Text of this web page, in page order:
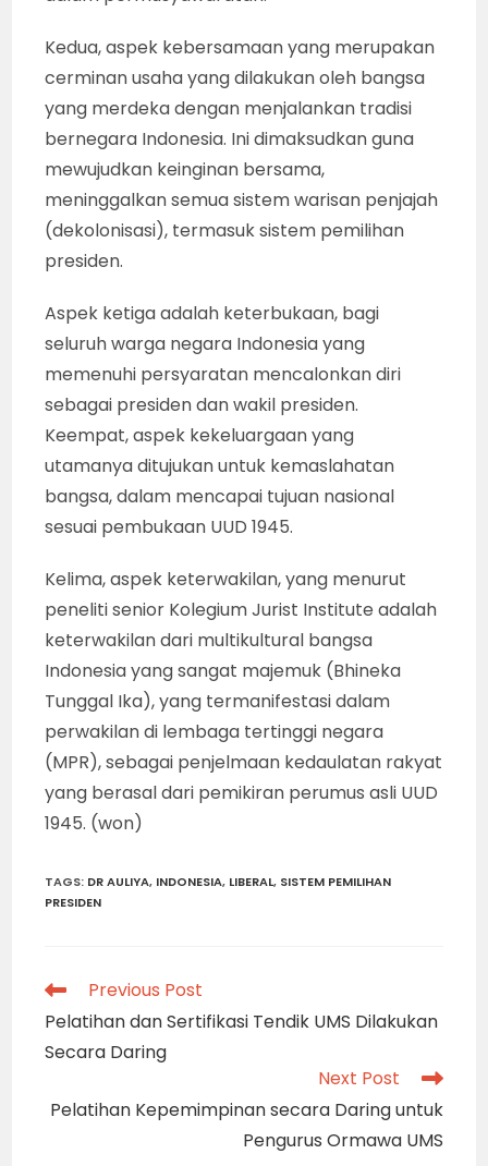
Kedua, aspek kebersamaan yang merupakan
cerminan usaha yang dilakukan oleh bangsa
yang merdeka dengan menjalankan tradisi
bernegara Indonesia. Ini dimaksudkan guna
mewujudkan keinginan bersama,
meninggalkan semua sistem warisan penjajah
(dekolonisasi), termasuk sistem pemilihan
presiden.
Aspek ketiga adalah keterbukaan, bagi
seluruh warga negara Indonesia yang
memenuhi persyaratan mencalonkan diri
sebagai presiden dan wakil presiden.
Keempat, aspek kekeluargaan yang
utamanya ditujukan untuk kemaslahatan
bangsa, dalam mencapai tujuan nasional
sesuai pembukaan UUD 1945.
Kelima, aspek keterwakilan, yang menurut
peneliti senior Kolegium Jurist Institute adalah
keterwakilan dari multikultural bangsa
Indonesia yang sangat majemuk (Bhineka
Tunggal Ika), yang termanifestasi dalam
perwakilan di lembaga tertinggi negara
(MPR), sebagai penjelmaan kedaulatan rakyat
yang berasal dari pemikiran perumus asli UUD
1945. (won)
TAGS: DR AULIYA, INDONESIA, LIBERAL, SISTEM PEMILIHAN
PRESIDEN
Read
more
articles
Previous Post
Pelatihan dan Sertifikasi Tendik UMS Dilakukan
Secara Daring
Next Post
Pelatihan Kepemimpinan secara Daring untuk
Pengurus Ormawa UMS